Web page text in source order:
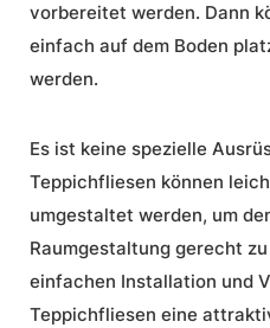
vorbereitet werden. Dann
einfach auf dem Boden
werden.
Es ist keine spezielle
Teppichfliesen können
umgestaltet werden, um
Raumgestaltung gerecht
einfachen Installation und
Teppichfliesen eine